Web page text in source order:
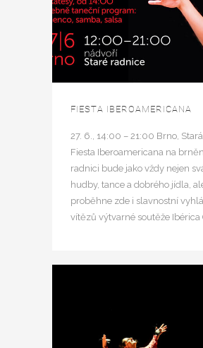
FIESTA IBEROAMERICANA
27. 6., 14:00 – 21:00 Brno,
Fiesta Iberoamericana na
radnici bude jako vždy nejen
hudby, tance a dobrého jídla,
proběhne zde i slavnostní
vítězů výtvarné soutěže Ibérica